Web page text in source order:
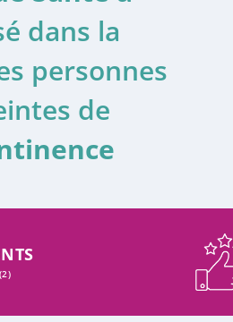
dans la
personnes
de
(2)